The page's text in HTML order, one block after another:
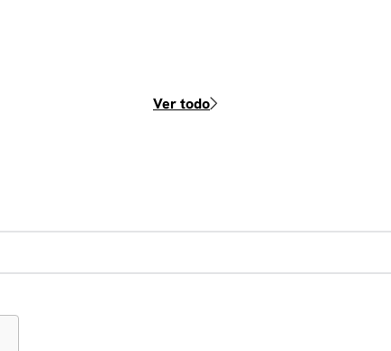
Ver todo